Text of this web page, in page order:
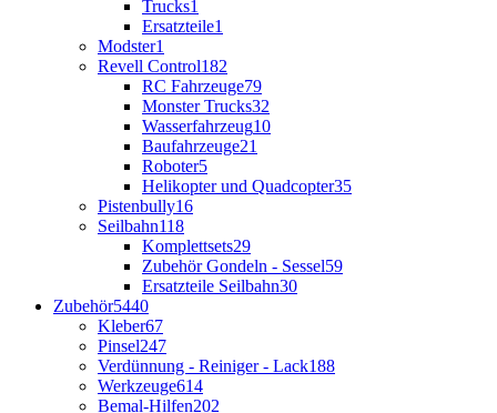
Trucks1
Ersatzteile1
Modster1
Revell Control182
RC Fahrzeuge79
Monster Trucks32
Wasserfahrzeug10
Baufahrzeuge21
Roboter5
Helikopter und Quadcopter35
Pistenbully16
Seilbahn118
Komplettsets29
Zubehör Gondeln - Sessel59
Ersatzteile Seilbahn30
Zubehör5440
Kleber67
Pinsel247
Verdünnung - Reiniger - Lack188
Werkzeuge614
Bemal-Hilfen202